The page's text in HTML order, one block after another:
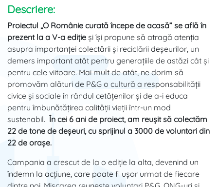
Descriere:
Proiectul „O Românie curată începe de acasă” se află în
prezent la a V-a ediție și își propune să atragă atenția
asupra importanței colectării și reciclării deșeurilor, un
demers important atât pentru generațiile de astăzi cât și
pentru cele viitoare. Mai mult de atât, ne dorim să
promovăm alături de P&G o cultură a responsabilității
civice și sociale în rândul cetățenilor și de a-i educa
pentru îmbunătățirea calității vieții într-un mod
sustenabil. În cei 6 ani de proiect, am reușit să colectăm
22 de tone de deșeuri, cu sprijinul a 3000 de voluntari din
22 de orașe.
Campania a crescut de la o ediție la alta, devenind un
îndemn la acțiune, care poate fi ușor urmat de fiecare